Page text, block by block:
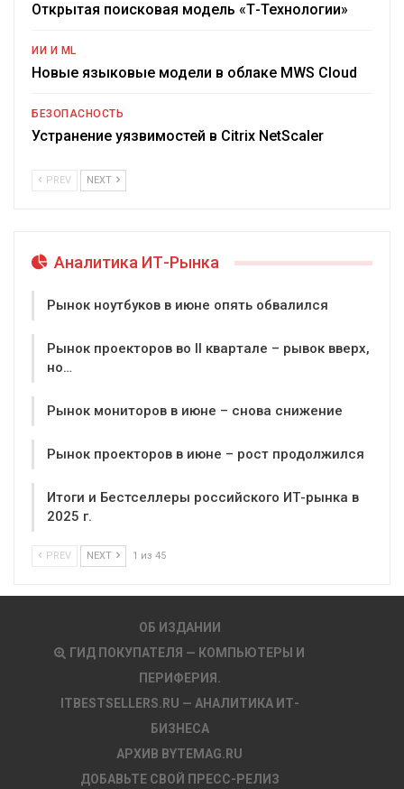
Открытая поисковая модель «Т-Технологии»
ИИ И ML
Новые языковые модели в облаке MWS Cloud
БЕЗОПАСНОСТЬ
Устранение уязвимостей в Citrix NetScaler
PREV NEXT
Аналитика ИТ-Рынка
Рынок ноутбуков в июне опять обвалился
Рынок проекторов во II квартале – рывок вверх,
но…
Рынок мониторов в июне – снова снижение
Рынок проекторов в июне – рост продолжился
Итоги и Бестселлеры российского ИТ-рынка в
2025 г.
PREV NEXT 1 из 45
ОБ ИЗДАНИИ
ГИД ПОКУПАТЕЛЯ — КОМПЬЮТЕРЫ И
ПЕРИФЕРИЯ.
ITBESTSELLERS.RU — АНАЛИТИКА ИТ-
БИЗНЕСА
АРХИВ BYTEMAG.RU
ДОБАВЬТЕ СВОЙ ПРЕСС-РЕЛИЗ